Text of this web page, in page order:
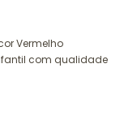
Vermelho
com qualidade